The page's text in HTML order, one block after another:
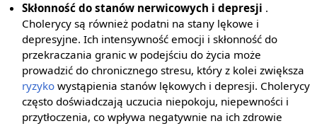
Skłonność do stanów nerwicowych i depresji .
Cholerycy są również podatni na stany lękowe i
depresyjne. Ich intensywność emocji i skłonność do
przekraczania granic w podejściu do życia może
prowadzić do chronicznego stresu, który z kolei zwiększa
ryzyko wystąpienia stanów lękowych i depresji. Cholerycy
często doświadczają uczucia niepokoju, niepewności i
przytłoczenia, co wpływa negatywnie na ich zdrowie